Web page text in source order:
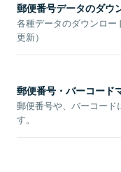
郵便番号データのダウ
各種データのダウンロー
更新）
郵便番号・バーコード
郵便番号や、バーコード
す。